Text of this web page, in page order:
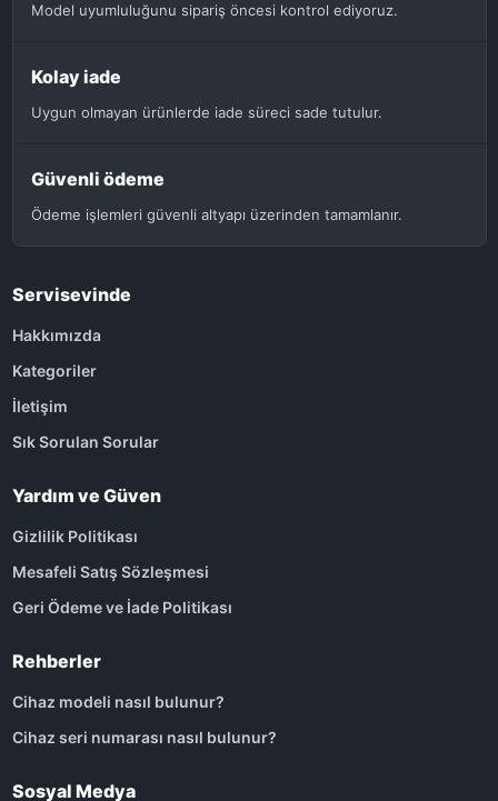
Model uyumluluğunu sipariş öncesi kontrol ediyoruz.
Kolay iade
Uygun olmayan ürünlerde iade süreci sade tutulur.
Güvenli ödeme
Ödeme işlemleri güvenli altyapı üzerinden tamamlanır.
Servisevinde
Hakkımızda
Kategoriler
İletişim
Sık Sorulan Sorular
Yardım ve Güven
Gizlilik Politikası
Mesafeli Satış Sözleşmesi
Geri Ödeme ve İade Politikası
Rehberler
Cihaz modeli nasıl bulunur?
Cihaz seri numarası nasıl bulunur?
Sosyal Medya